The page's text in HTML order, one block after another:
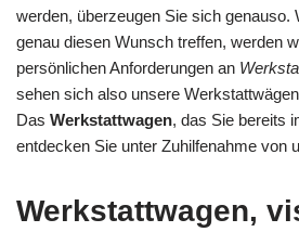
werden, überzeugen Sie sich genauso.
genau diesen Wunsch treffen, werden
persönlichen Anforderungen an
sehen sich also unsere
Das Werkstattwagen, das Sie bereits
entdecken Sie unter Zuhilfenahme von
Werkstattwagen,